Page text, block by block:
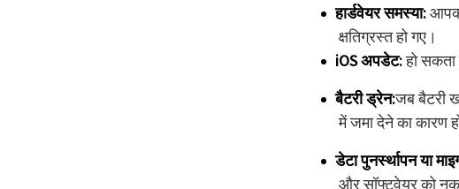
हार्डवेयर समस्या:
क्षतिग्रस्त हो गए।
iOS अपडेट:हो
बैटरी ड्रेन:जब बैटरी
में जमा देने का कारण
डेटा पुनर्स्थापन या
और सॉफ्टवेयर को